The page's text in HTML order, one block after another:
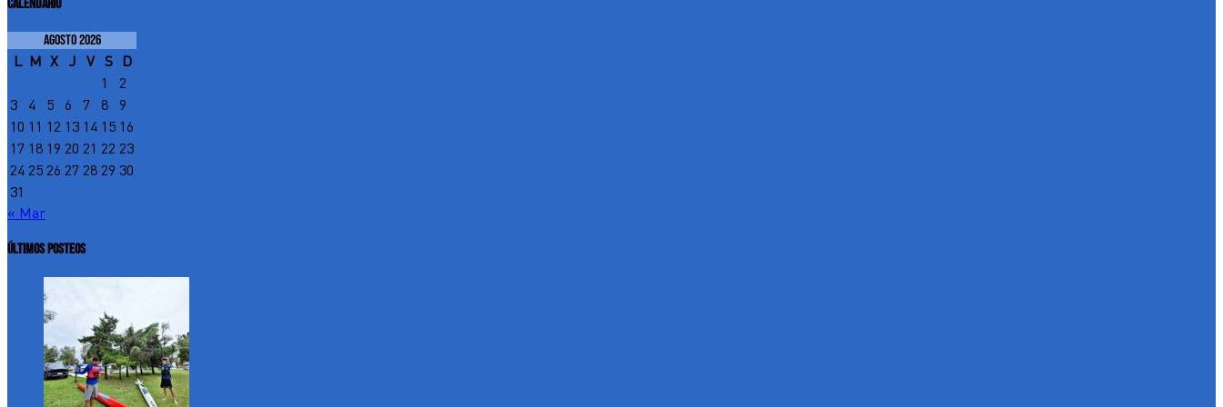
CALENDARIO
agosto 2026
L M X J V S D
1
2
3
4 5 6 7 8
9
10 11 12 13 14 15 16
17 18 19 20 21 22 23
24 25 26 27 28 29 30
31
« Mar
ÚLTIMOS POSTEOS